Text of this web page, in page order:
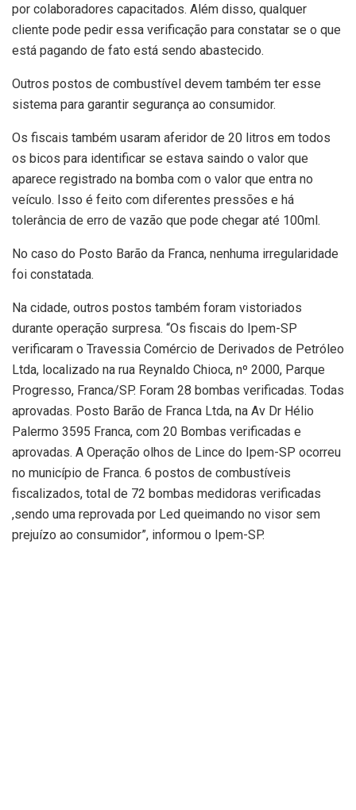
por colaboradores capacitados. Além disso, qualquer
cliente pode pedir essa verificação para constatar se o que
está pagando de fato está sendo abastecido.
Outros postos de combustível devem também ter esse
sistema para garantir segurança ao consumidor.
Os fiscais também usaram aferidor de 20 litros em todos
os bicos para identificar se estava saindo o valor que
aparece registrado na bomba com o valor que entra no
veículo. Isso é feito com diferentes pressões e há
tolerância de erro de vazão que pode chegar até 100ml.
No caso do Posto Barão da Franca, nenhuma irregularidade
foi constatada.
Na cidade, outros postos também foram vistoriados
durante operação surpresa. “Os fiscais do Ipem-SP
verificaram o Travessia Comércio de Derivados de Petróleo
Ltda, localizado na rua Reynaldo Chioca, nº 2000, Parque
Progresso, Franca/SP. Foram 28 bombas verificadas. Todas
aprovadas. Posto Barão de Franca Ltda, na Av Dr Hélio
Palermo 3595 Franca, com 20 Bombas verificadas e
aprovadas. A Operação olhos de Lince do Ipem-SP ocorreu
no município de Franca. 6 postos de combustíveis
fiscalizados, total de 72 bombas medidoras verificadas
,sendo uma reprovada por Led queimando no visor sem
prejuízo ao consumidor”, informou o Ipem-SP.